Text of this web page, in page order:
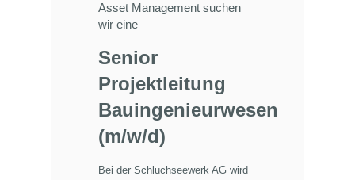
Asset Management suchen
wir eine
Senior
Projektleitung
Bauingenieurwesen
(m/w/d)
Bei der Schluchseewerk AG wird